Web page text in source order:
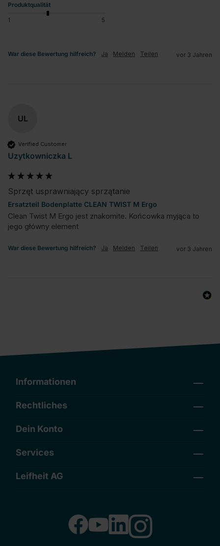
Produktqualität
1 5
War diese Bewertung hilfreich? Ja Melden Teilen vor 3 Jahren
UL
Verified Customer
Uzytkowniczka L
Sprzęt usprawniający sprzątanie
Ersatzteil Bodenplatte CLEAN TWIST M Ergo
Clean Twist M Ergo jest znakomite. Końcowka myjąca to
jego główny element
War diese Bewertung hilfreich? Ja Melden Teilen vor 3 Jahren
Informationen
Rechtliches
Dein Konto
Services
Leifheit AG